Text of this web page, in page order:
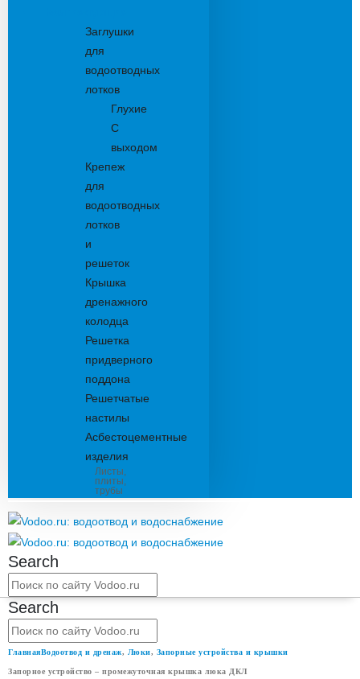
Заглушки
для
водоотводных
лотков
Глухие
С
выходом
Крепеж
для
водоотводных
лотков
и
решеток
Крышка
дренажного
колодца
Решетка
придверного
поддона
Решетчатые
настилы
Асбестоцементные
изделия
Листы,
плиты,
трубы
Search
Search
ГлавнаяВодоотвод и дренаж, Люки, Запорные устройства и крышки
Запорное устройство – промежуточная крышка люка ДКЛ